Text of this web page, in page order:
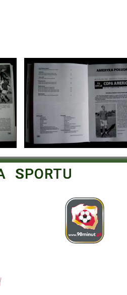
SPORTU